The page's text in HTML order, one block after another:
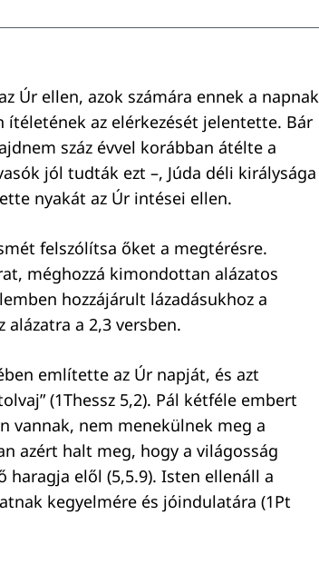
Úr ellen, azok számára ennek a napnak
ítéletének az elérkezését jelentette. Bár
száz évvel korábban átélte a
jól tudták ezt –, Júda déli királysága
nyakát az Úr intései ellen.
felszólítsa őket a megtérésre.
méghozzá kimondottan alázatos
hozzájárult lázadásukhoz a
alázatra a 2,3 versben.
említette az Úr napját, és azt
(1Thessz 5,2). Pál kétféle embert
vannak, nem menekülnek meg a
azért halt meg, hogy a világosság
elől (5,5.9). Isten ellenáll a
kegyelmére és jóindulatára (1Pt